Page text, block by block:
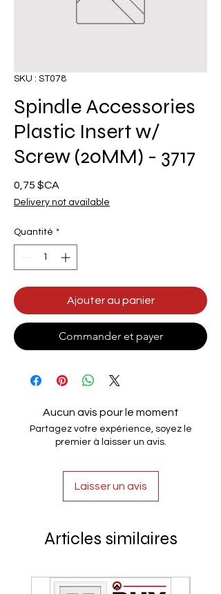
SKU : ST078
Spindle Accessories
Plastic Insert w/
Screw (20MM) - 3717
0,75 $CA
Delivery not available
Quantité *
Ajouter au panier
Commander et payer
Aucun avis pour le moment
Partagez votre expérience, soyez le
premier à laisser un avis.
Laisser un avis
Articles similaires